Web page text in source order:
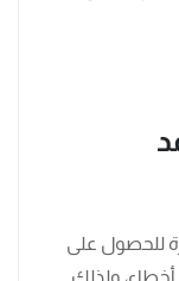
للحصول على
ولذلك